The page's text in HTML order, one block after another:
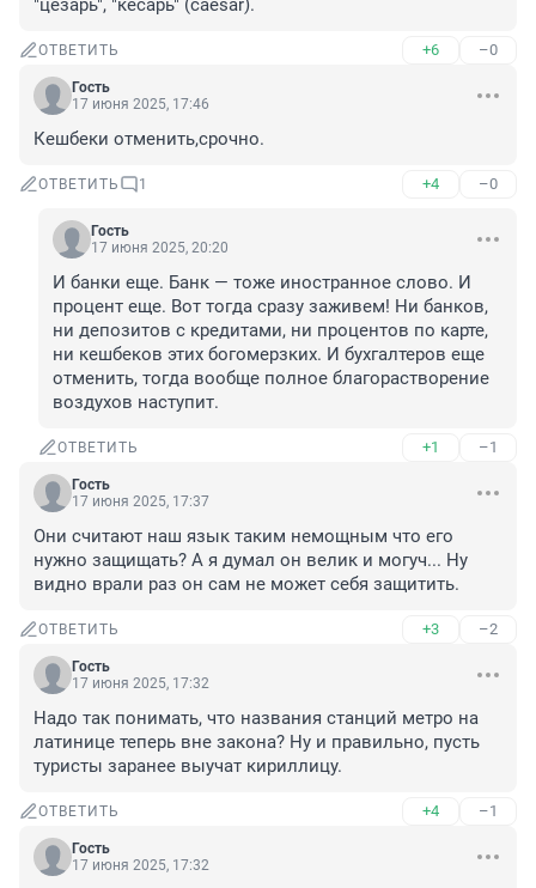
"цезарь", "кесарь" (caesar).
ОТВЕТИТЬ +6 –0
Гость
17 июня 2025, 17:46
Кешбеки отменить,срочно.
ОТВЕТИТЬ 1 +4 –0
Гость
17 июня 2025, 20:20
И банки еще. Банк — тоже иностранное слово. И
процент еще. Вот тогда сразу заживем! Ни банков,
ни депозитов с кредитами, ни процентов по карте,
ни кешбеков этих богомерзких. И бухгалтеров еще
отменить, тогда вообще полное благорастворение
воздухов наступит.
ОТВЕТИТЬ +1 –1
Гость
17 июня 2025, 17:37
Они считают наш язык таким немощным что его
нужно защищать? А я думал он велик и могуч... Ну
видно врали раз он сам не может себя защитить.
ОТВЕТИТЬ +3 –2
Гость
17 июня 2025, 17:32
Надо так понимать, что названия станций метро на
латинице теперь вне закона? Ну и правильно, пусть
туристы заранее выучат кириллицу.
ОТВЕТИТЬ +4 –1
Гость
17 июня 2025, 17:32